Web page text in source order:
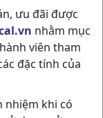
ưu đãi được
nhằm mục
viên tham
đặc tính của
nhiệm khi có
đặt hàng trên
hàng để xác
tận nơi.
đầy đủ, hàng
xuất, không
loại hàng khách